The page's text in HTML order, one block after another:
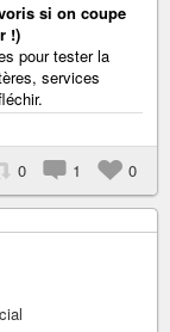
si on coupe
!)
pour tester la
services
0 1 0